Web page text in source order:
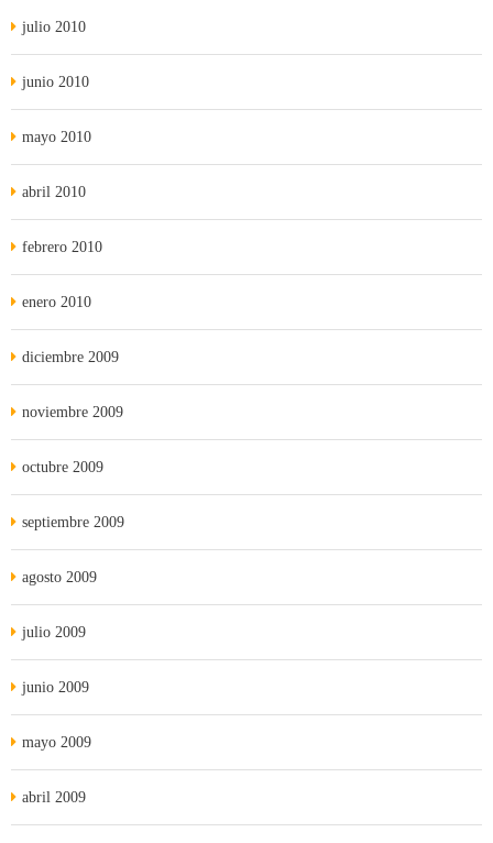
julio 2010
junio 2010
mayo 2010
abril 2010
febrero 2010
enero 2010
diciembre 2009
noviembre 2009
octubre 2009
septiembre 2009
agosto 2009
julio 2009
junio 2009
mayo 2009
abril 2009